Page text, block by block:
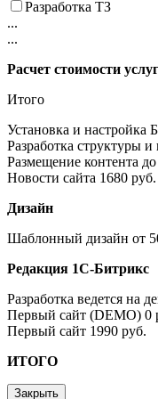
Разработка ТЗ
...
...
Расчет стоимости услуг
Итого
Установка и настройка
Разработка структуры и
Размещение контента до
Новости сайта 1680 руб.
Дизайн
Шаблонный дизайн от
Редакция 1С-Битрикс
Разработка ведется на
Первый сайт (DEMO) 0
Первый сайт 1990 руб.
ИТОГО
Закрыть